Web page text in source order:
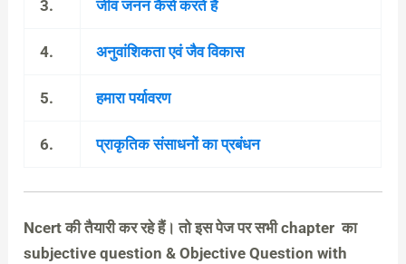
3. जीव जनन कैसे करते हैं
4. अनुवांशिकता एवं जैव विकास
5. हमारा पर्यावरण
6. प्राकृतिक संसाधनों का प्रबंधन
Ncert की तैयारी कर रहे हैं। तो इस पेज पर सभी chapter का
subjective question & Objective Question with